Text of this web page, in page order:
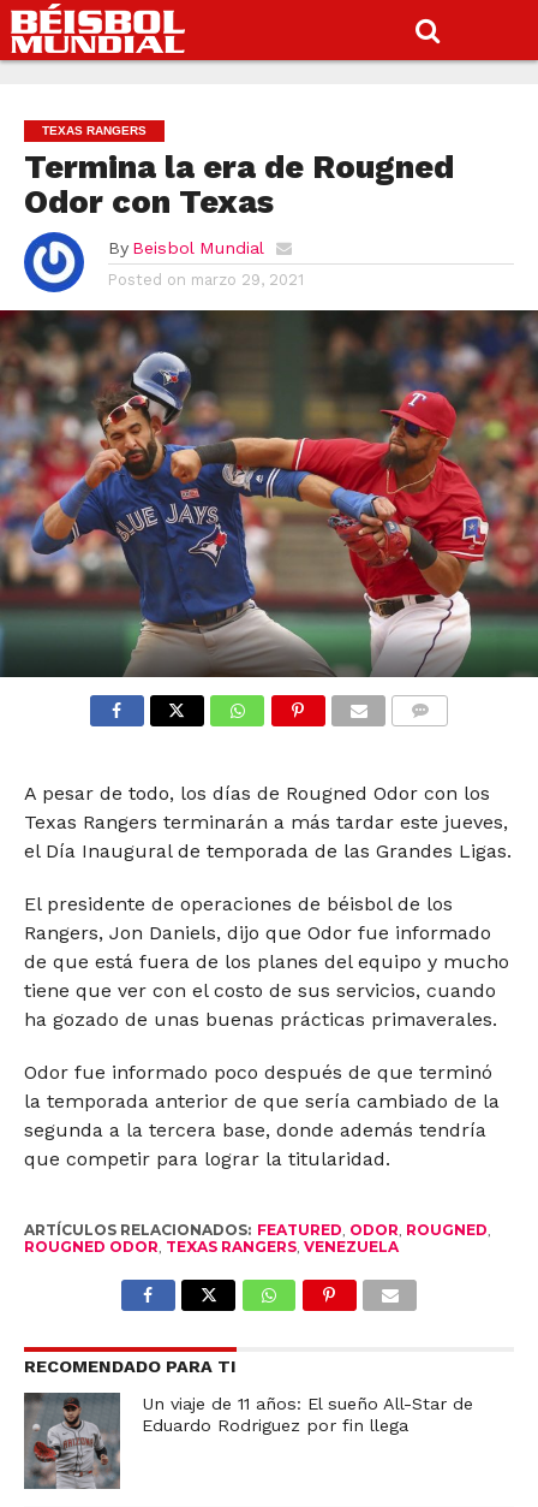
TEXAS RANGERS
Termina la era de Rougned
Odor con Texas
By Beisbol Mundial
Posted on marzo 29, 2021
A pesar de todo, los días de Rougned Odor con los
Texas Rangers terminarán a más tardar este jueves,
el Día Inaugural de temporada de las Grandes Ligas.
El presidente de operaciones de béisbol de los
Rangers, Jon Daniels, dijo que Odor fue informado
de que está fuera de los planes del equipo y mucho
tiene que ver con el costo de sus servicios, cuando
ha gozado de unas buenas prácticas primaverales.
Odor fue informado poco después de que terminó
la temporada anterior de que sería cambiado de la
segunda a la tercera base, donde además tendría
que competir para lograr la titularidad.
ARTÍCULOS RELACIONADOS: FEATURED ODOR ROUGNED
ROUGNED ODOR TEXAS RANGERS, VENEZUELA
RECOMENDADO PARA TI
Un viaje de 11 años: El sueño All-Star de
Eduardo Rodriguez por fin llega